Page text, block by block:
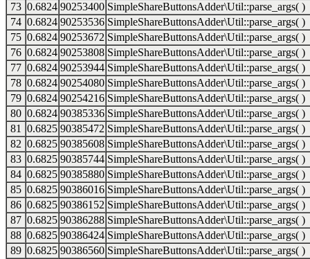
73 0.6824 90253400 SimpleShareButtonsAdder\Util::parse_args( )
74 0.6824 90253536 SimpleShareButtonsAdder\Util::parse_args( )
75 0.6824 90253672 SimpleShareButtonsAdder\Util::parse_args( )
76 0.6824 90253808 SimpleShareButtonsAdder\Util::parse_args( )
77 0.6824 90253944 SimpleShareButtonsAdder\Util::parse_args( )
78 0.6824 90254080 SimpleShareButtonsAdder\Util::parse_args( )
79 0.6824 90254216 SimpleShareButtonsAdder\Util::parse_args( )
80 0.6824 90385336 SimpleShareButtonsAdder\Util::parse_args( )
81
0.6825 90385472 SimpleShareButtonsAdder\Util::parse_args( )
82 0.6825 90385608 SimpleShareButtonsAdder\Util::parse_args( )
83 0.6825 90385744 SimpleShareButtonsAdder\Util::parse_args( )
84 0.6825 90385880 SimpleShareButtonsAdder\Util::parse_args( )
85 0.6825 90386016 SimpleShareButtonsAdder\Util::parse_args( )
86 0.6825 90386152 SimpleShareButtonsAdder\Util::parse_args( )
87 0.6825 90386288 SimpleShareButtonsAdder\Util::parse_args( )
88 0.6825 90386424 SimpleShareButtonsAdder\Util::parse_args( )
89 0.6825 90386560 SimpleShareButtonsAdder\Util::parse_args( )